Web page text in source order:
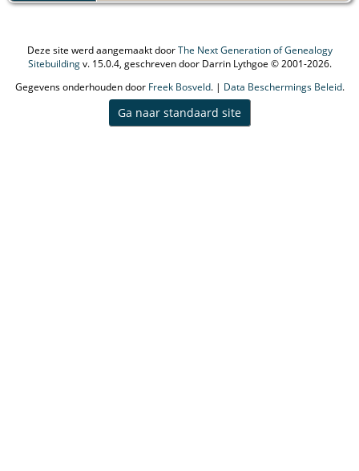
Deze site werd aangemaakt doorThe Next Generation of Genealogy
Sitebuildingv. 15.0.4, geschreven door Darrin Lythgoe © 2001-2026.
Gegevens onderhouden door Freek Bosveld. | Data Beschermings Beleid.
Ga naar standaard site